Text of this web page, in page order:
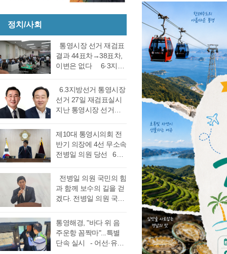
정치/사회
통영시장 선거 재검표
결과 44표차→38표차,
이변은 없다 6·3지방
검표 결과 강석주 시장
이 38표차로 6표가 변
동되었으나 천영기 당
는 창원시 성산구에 있
는 도선관위 청사 6층
대회의실에서 실시한
차에서 38표차로 더불
어민주당 강석주 시장
이 국민의힘 천영기 전
보는 기존과 동일, 천영
기 후보는 기존보다 6표
증가했다. 이로써 두 후
6.3지방선거 통영시장
선거 27일 재검표실시
지난 통영시장 선거에
서 0.06%(44표) 차이로
당락이 갈렸던 6.3지방
선거 통영시장선거 결
과에 대한 천영기 후보
드려져 경남선관위가
재검표를 결정했다. 경
남 선거관리위원회가
난 6·3 지방선거에서 44
표 차이로 당락이 갈린
통영시장 선거에 대한
제10대 통영시의회 전
반기 의장에 4선 무소속
전병일 의원 당선 6일
거를 위한 제244회 임
시회를에서 4선 전병일
의원이 전반기 의장에
결을 펼친 무소속 전병
일 의원이 각각 등록해
정견 발표 이후 곧바로
전병일 의원 국민의 힘
과 함께 보수의 길을 걷
겠다. 전병일 의원 국민
통영시 가선거구 전병
일 의원이 1일 오전 통
영시청 브리핑 룸에서
기자회견을 열고 통영
통영해경, "바다 위 음
주운항 꼼짝마"...특별
단속 실시 - 어선·유도